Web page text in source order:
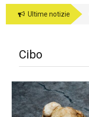
Ultime notizie
Cibo